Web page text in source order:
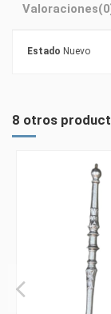
Valoraciones
Estado Nuevo
8 otros